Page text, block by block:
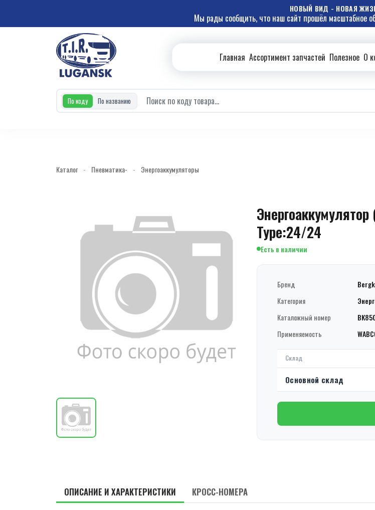
НОВЫЙ ВИД - НОВАЯ
Мы рады сообщить, что наш сайт прошёл масштабное
Главная Ассортимент запчастей Полезное О
По коду По названию
Каталог - Пневматика- - Энергоаккумуляторы
Type:24/24
Есть в наличии
Бренд
Категория
Каталожный номер
Применяемость
Склад
Основной склад
ОПИСАНИЕ И ХАРАКТЕРИСТИКИ КРОСС-НОМЕРА